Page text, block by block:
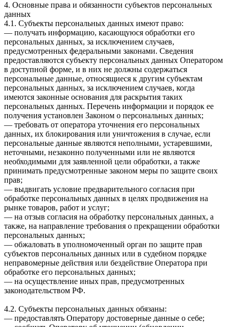
4. Основные права и обязанности субъектов персональных
данных
4.1. Субъекты персональных данных имеют право:
— получать информацию, касающуюся обработки его
персональных данных, за исключением случаев,
предусмотренных федеральными законами. Сведения
предоставляются субъекту персональных данных Оператором
в доступной форме, и в них не должны содержаться
персональные данные, относящиеся к другим субъектам
персональных данных, за исключением случаев, когда
имеются законные основания для раскрытия таких
персональных данных. Перечень информации и порядок ее
получения установлен Законом о персональных данных;
— требовать от оператора уточнения его персональных
данных, их блокирования или уничтожения в случае, если
персональные данные являются неполными, устаревшими,
неточными, незаконно полученными или не являются
необходимыми для заявленной цели обработки, а также
принимать предусмотренные законом меры по защите своих
прав;
— выдвигать условие предварительного согласия при
обработке персональных данных в целях продвижения на
рынке товаров, работ и услуг;
— на отзыв согласия на обработку персональных данных, а
также, на направление требования о прекращении обработки
персональных данных;
— обжаловать в уполномоченный орган по защите прав
субъектов персональных данных или в судебном порядке
неправомерные действия или бездействие Оператора при
обработке его персональных данных;
— на осуществление иных прав, предусмотренных
законодательством РФ.
4.2. Субъекты персональных данных обязаны:
— предоставлять Оператору достоверные данные о себе;